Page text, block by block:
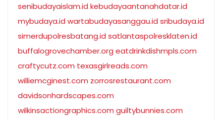
senibudayaislam.id kebudayaantanahdatar.id
mybudaya.id wartabudayasanggau.id sribudaya.id
simerdupolresbatang.id satlantaspolresklaten.id
buffalogrovechamber.org eatdrinkdishmpls.com
craftycutz.com texasgirlreads.com
williemcginest.com zorrosrestaurant.com
davidsonhardscapes.com
wilkinsactiongraphics.com guiltybunnies.com